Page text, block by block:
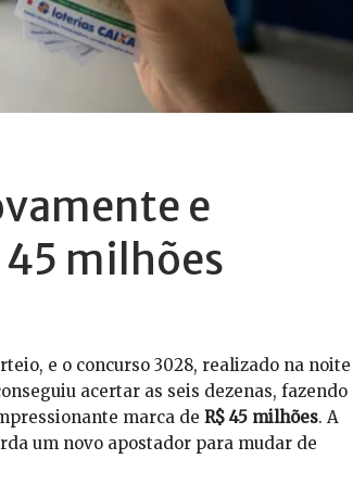
e
milhões
e o concurso 3028, realizado na noite
acertar as seis dezenas, fazendo
marca de R$ 45 milhões. A
um novo apostador para mudar de